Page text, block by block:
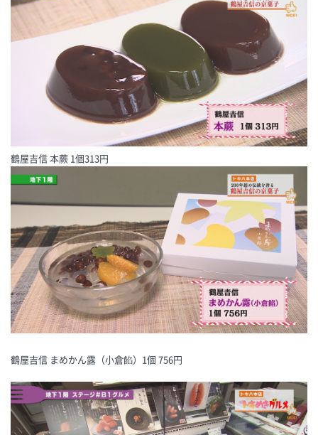
鶴屋吉信 本蕨 1個313円
鶴屋吉信 まめかん露（小倉餡）1個 756円